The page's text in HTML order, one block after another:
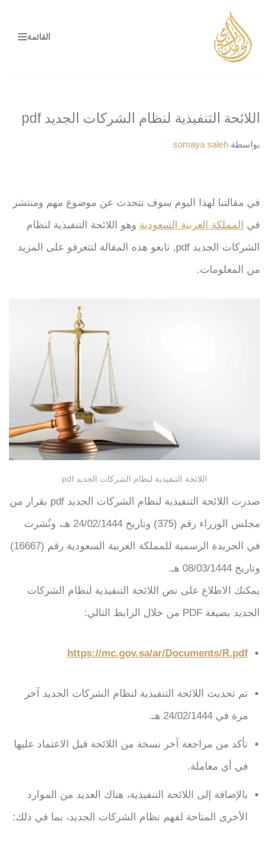
تخطى
إلى
القائمة
اللائحة التنفيذية لنظام الشركات الجديد pdf
بواسطة somaya saleh
في مقالتنا لهذا اليوم سوف نتحدث عن موضوع مهم ومنتشر
في
المملكة العربية السعودية وهو اللائحة التنفيذية لنظام
الشركات الجديد pdf, تابعو هذه المقالة لتتعرفو على المزيد
من المعلومات.
اللائحة التنفيذية لنظام الشركات الجديد pdf
صدرت اللائحة التنفيذية لنظام الشركات الجديد pdf بقرار من
مجلس الوزراء رقم (375) وتاريخ 24/02/1444 هـ، ونُشرت
في الجريدة الرسمية للمملكة العربية السعودية رقم (16667)
وتاريخ 08/03/1444 هـ.
يمكنك الاطلاع على نص اللائحة التنفيذية لنظام الشركات
الجديد بصيغة PDF من خلال الرابط التالي:
https://mc.gov.sa/ar/Documents/R.pdf
تم تحديث اللائحة التنفيذية لنظام الشركات الجديد آخر
مرة في 24/02/1444 هـ.
تأكد من مراجعة آخر نسخة من اللائحة قبل الاعتماد عليها
في أي معاملة.
بالإضافة إلى اللائحة التنفيذية، هناك العديد من الموارد
الأخرى المتاحة لفهم نظام الشركات الجديد، بما في ذلك: